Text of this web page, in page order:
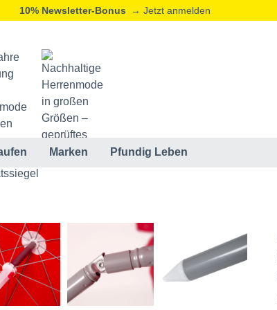
10% Newsletter-Bonus → Jetzt anmelden
Marken Pfundig Leben